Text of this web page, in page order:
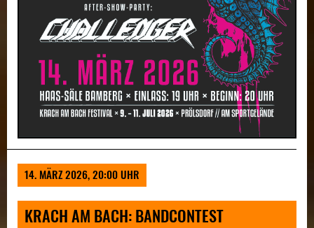
14. MÄRZ 2026, 20:00 UHR
KRACH AM BACH: BANDCONTEST